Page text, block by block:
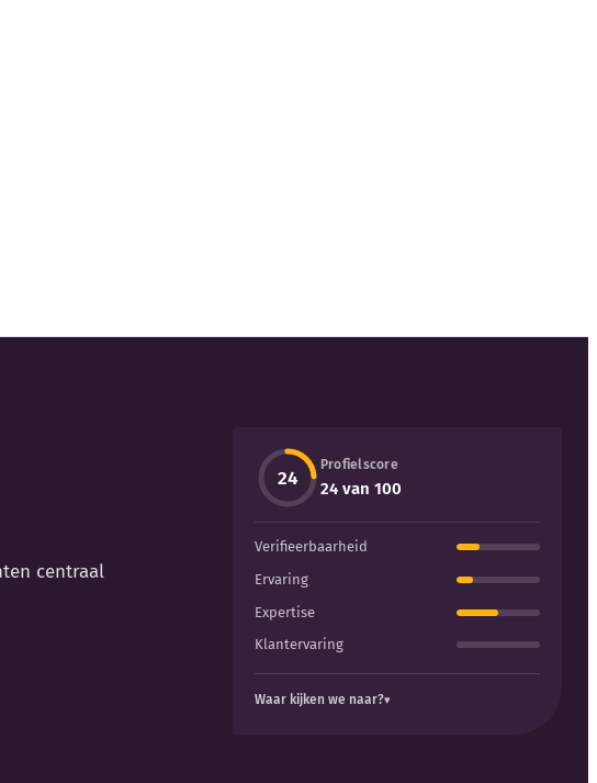
centraal
24
Profielscore
24 van 100
Verifieerbaarheid
Ervaring
Expertise
Klantervaring
Waar kijken we naar?